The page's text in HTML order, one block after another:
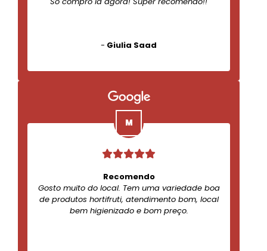
- Giulia Saad
Recomendo
Gosto muito do local. Tem uma variedade boa
de produtos hortifruti, atendimento bom, local
bem higienizado e bom preço.